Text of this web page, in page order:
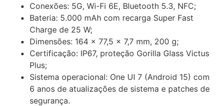
Conexões: 5G, Wi-Fi 6E, Bluetooth 5.3, NFC;
Bateria: 5.000 mAh com recarga Super Fast
Charge de 25 W;
Dimensões: 164 x 77,5 x 7,7 mm, 200 g;
Certificação: IP67, proteção Gorilla Glass Victus
Plus;
Sistema operacional: One UI 7 (Android 15) com
6 anos de atualizações de sistema e patches de
segurança.